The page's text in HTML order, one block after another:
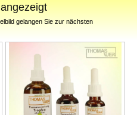
gelangen Sie zur nächsten